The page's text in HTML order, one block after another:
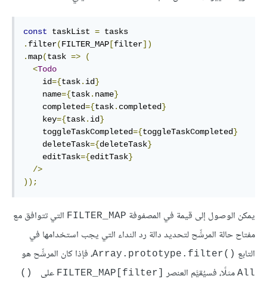
const taskList =
. filter(FILTER_MAP [filter])
.map(task =>
(
<Todo
    id
={task. id}
    name
={task. name}
    completed
={task. completed}
    key
={task. id}
    toggleTaskCompleted
={toggleTaskCompleted}
    deleteTask
={deleteTask}
    editTask
={editTask}
/>
));
يمكن الوصول إلى قيمة في المصفوفة FILTER_MAP التي تتوافق مع
مفتاح حالة المرشِّح لتحديد دالة رد النداء التي يجب استخدامها في
التابع Array.prototype.filter()‎، فإذا كان المرشِّح هو
All مثلًا، فسيُقيَّم العنصر FILTER_MAP[filter]‎ على
‎()